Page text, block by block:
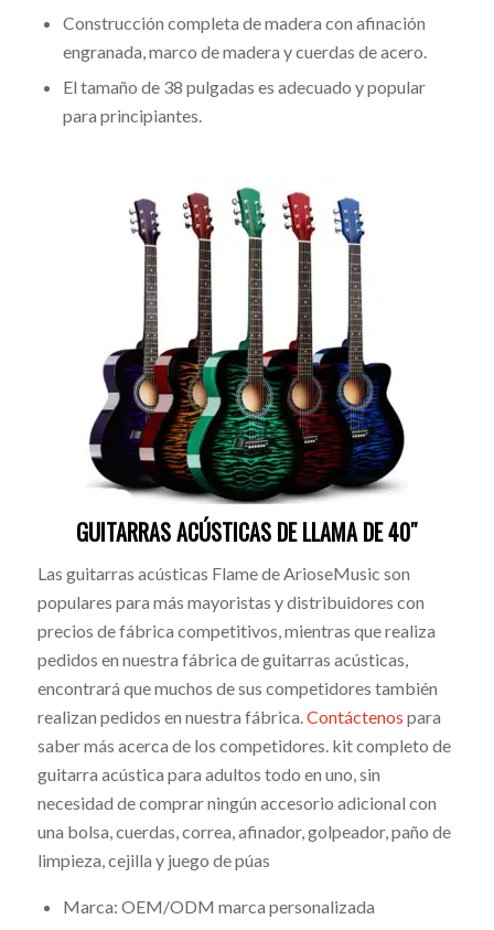
Construcción completa de madera con afinación
engranada, marco de madera y cuerdas de acero.
El tamaño de 38 pulgadas es adecuado y popular
para principiantes.
GUITARRAS ACÚSTICAS DE LLAMA DE 40″
Las guitarras acústicas Flame de ArioseMusic son
populares para más mayoristas y distribuidores con
precios de fábrica competitivos, mientras que realiza
pedidos en nuestra fábrica de guitarras acústicas,
encontrará que muchos de sus competidores también
realizan pedidos en nuestra fábrica. Contáctenos para
saber más acerca de los competidores. kit completo de
guitarra acústica para adultos todo en uno, sin
necesidad de comprar ningún accesorio adicional con
una bolsa, cuerdas, correa, afinador, golpeador, paño de
limpieza, cejilla y juego de púas
Marca: OEM/ODM marca personalizada